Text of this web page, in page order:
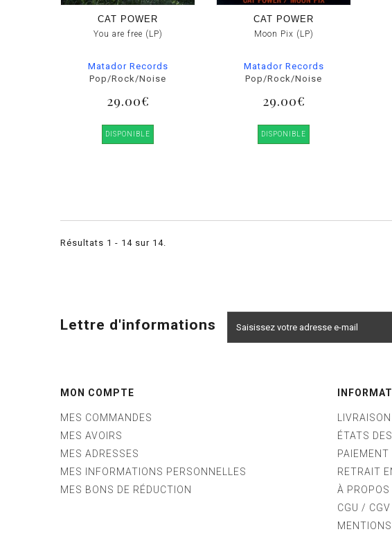
CAT POWER
You are free (LP)
Matador Records
Pop/Rock/Noise
29.00€
DISPONIBLE
CAT POWER
Moon Pix (LP)
Matador Records
Pop/Rock/Noise
29.00€
DISPONIBLE
Résultats 1 - 14 sur 14.
Lettre d'informations
MON COMPTE
MES COMMANDES
MES AVOIRS
MES ADRESSES
MES INFORMATIONS PERSONNELLES
MES BONS DE RÉDUCTION
LIVRAISON
ÉTATS
PAIEMENT
RETRAIT
À
CGU / CGV